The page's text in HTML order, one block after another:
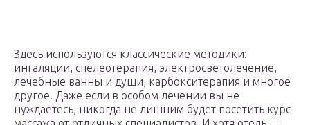
Здесь используются классические методики:
ингаляции, спелеотерапия, электросветолечение,
лечебные ванны и души, карбокситерапия и многое
другое. Даже если в особом лечении вы не
нуждаетесь, никогда не лишним будет посетить курс